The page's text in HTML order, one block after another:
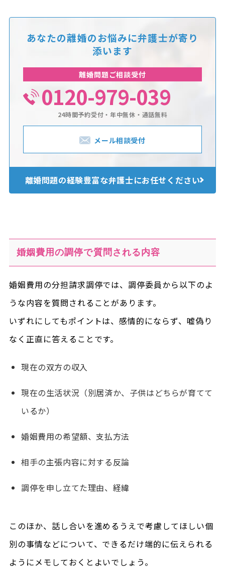
あなたの離婚のお悩みに弁護士が寄り
添います
離婚問題ご相談受付
0120-979-039
24時間予約受付・年中無休・通話無料
メール相談受付
離婚問題の経験豊富な弁護士にお任せください
婚姻費用の調停で質問される内容
婚姻費用の分担請求調停では、調停委員から以下のよ
うな内容を質問されることがあります。
いずれにしてもポイントは、感情的にならず、嘘偽り
なく正直に答えることです。
現在の双方の収入
現在の生活状況（別居済か、子供はどちらが育てて
いるか）
婚姻費用の希望額、支払方法
相手の主張内容に対する反論
調停を申し立てた理由、経緯
このほか、話し合いを進めるうえで考慮してほしい個
別の事情などについて、できるだけ端的に伝えられる
ようにメモしておくとよいでしょう。